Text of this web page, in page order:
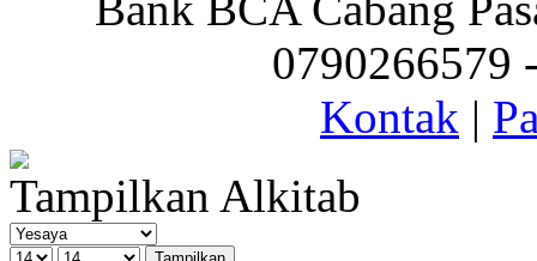
0790266579
Kontak |
Tampilkan Alkitab